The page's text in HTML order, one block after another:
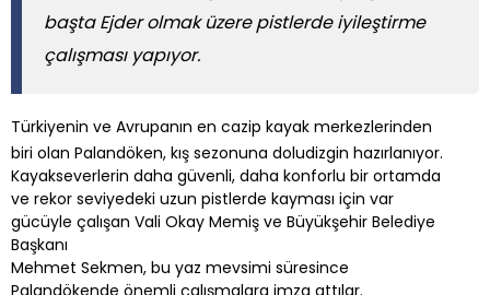
başta Ejder olmak üzere pistlerde iyileştirme
çalışması yapıyor.
Türkiyenin ve Avrupanın en cazip kayak merkezlerinden
biri olan Palandöken, kış sezonuna doludizgin hazırlanıyor.
Kayakseverlerin daha güvenli, daha konforlu bir ortamda
ve rekor seviyedeki uzun pistlerde kayması için var
gücüyle çalışan Vali Okay Memiş ve Büyükşehir Belediye
Başkanı
Mehmet Sekmen, bu yaz mevsimi süresince
Palandökende önemli çalışmalara imza attılar.